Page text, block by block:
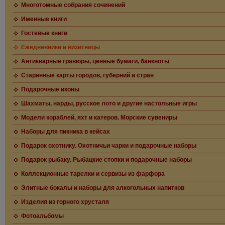
Многотомные собрания сочинений
Именные книги
Гостевые книги
Ежедневники и визитницы
Антикварные гравюры, ценные бумаги, банкноты
Старинные карты городов, губерний и стран
Подарочные иконы
Шахматы, нарды, русское лото и другие настольные игры
Модели кораблей, яхт и катеров. Морские сувениры
Наборы для пикника в кейсах
Подарок охотнику. Охотничьи чарки и подарочные наборы
Подарок рыбаку. Рыбацкие стопки и подарочные наборы
Коллекционные тарелки и сервизы из фарфора
Элитные бокалы и наборы для алкогольных напитков
Изделия из горного хрусталя
Фотоальбомы